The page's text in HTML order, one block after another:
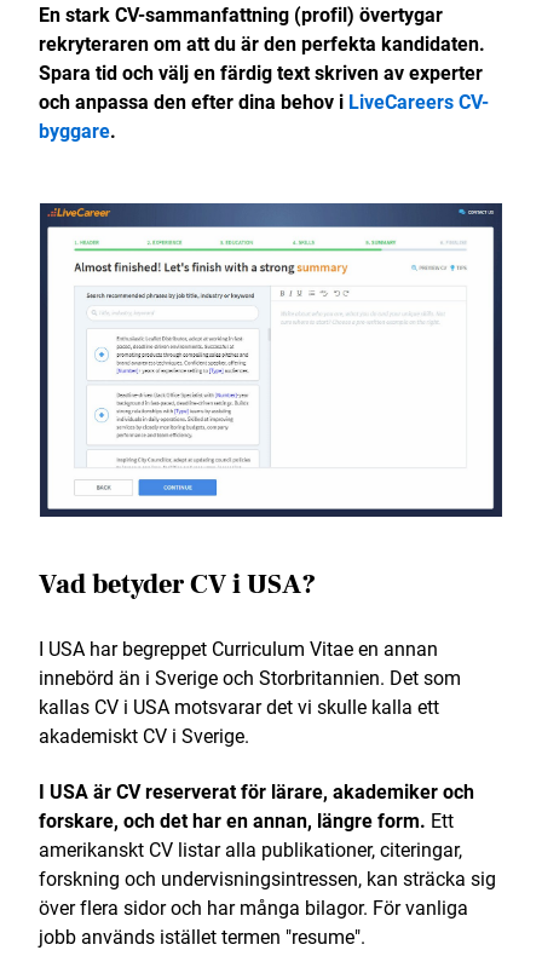
En stark CV-sammanfattning (profil) övertygar
rekryteraren om att du är den perfekta kandidaten.
Spara tid och välj en färdig text skriven av experter
och anpassa den efter dina behov i LiveCareers CV-
byggare.
Vad betyder CV i USA?
I USA har begreppet Curriculum Vitae en annan
innebörd än i Sverige och Storbritannien. Det som
kallas CV i USA motsvarar det vi skulle kalla ett
akademiskt CV i Sverige.
I USA är CV reserverat för lärare, akademiker och
forskare, och det har en annan, längre form. Ett
amerikanskt CV listar alla publikationer, citeringar,
forskning och undervisningsintressen, kan sträcka sig
över flera sidor och har många bilagor. För vanliga
jobb används istället termen "resume".